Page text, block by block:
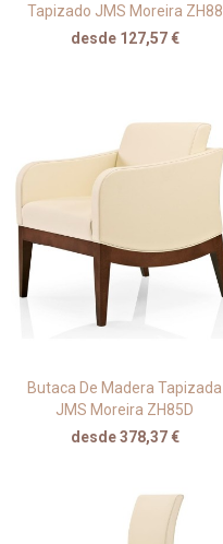
Tapizado JMS Moreira ZH88
desde 127,57 €
Butaca De Madera Tapizada
JMS Moreira ZH85D
desde 378,37 €